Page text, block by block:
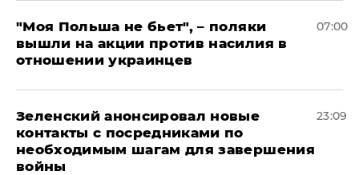
"Моя Польша не бьет", – поляки
вышли на акции против насилия в
отношении украинцев
07:00
Зеленский анонсировал новые
контакты с посредниками по
необходимым шагам для завершения
войны
23:09